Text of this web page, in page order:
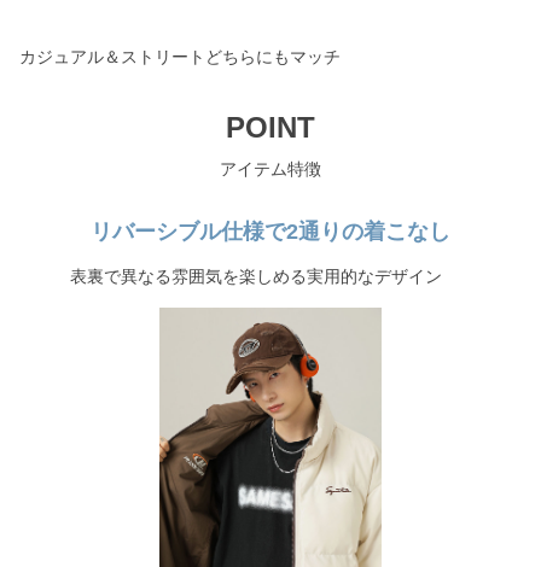
カジュアル＆ストリートどちらにもマッチ
POINT
アイテム特徴
リバーシブル仕様で2通りの着こなし
表裏で異なる雰囲気を楽しめる実用的なデザイン